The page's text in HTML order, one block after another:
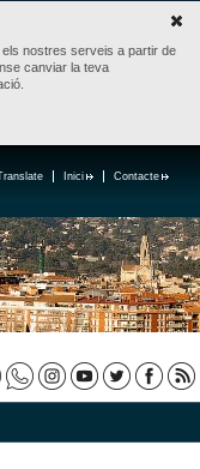
nostres serveis a partir de
canviar la teva
Contacte
Inici